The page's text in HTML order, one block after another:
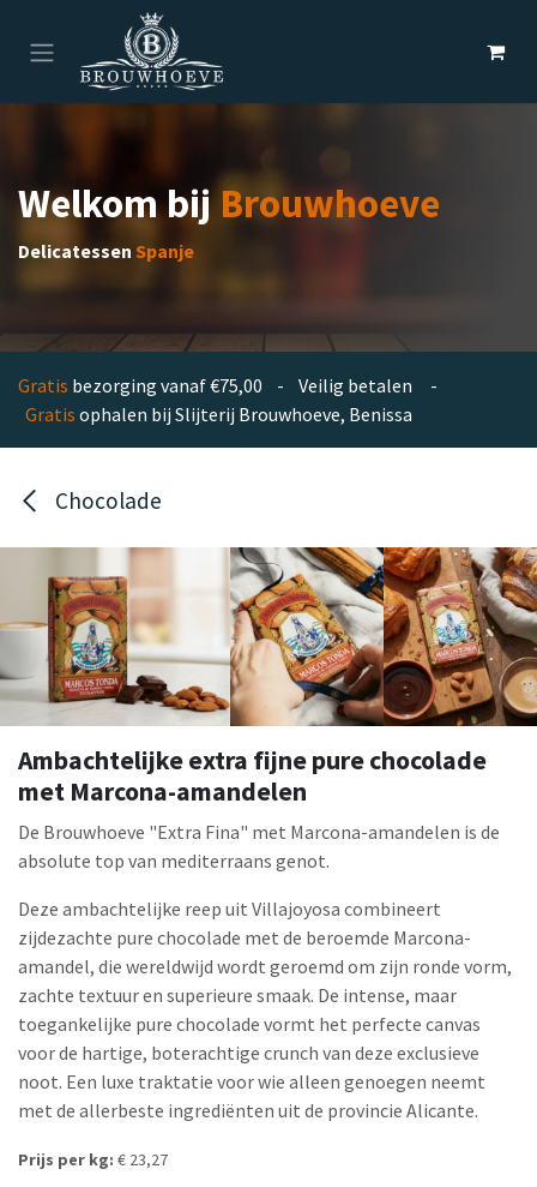
Overslaan naar inhoud
Welkom bijBrouwhoeve
Delicatessen Spanje
Gratis bezorging vanaf €75,00 - Veilig betalen -
Gratis ophalen bij Slijterij Brouwhoeve, Benissa
Chocolade
Ambachtelijke extra fijne pure chocolade
met Marcona-amandelen
De Brouwhoeve "Extra Fina" met Marcona-amandelen is de
absolute top van mediterraans genot.
Deze ambachtelijke reep uit Villajoyosa combineert
zijdezachte pure chocolade met de beroemde Marcona-
amandel, die wereldwijd wordt geroemd om zijn ronde vorm,
zachte textuur en superieure smaak. De intense, maar
toegankelijke pure chocolade vormt het perfecte canvas
voor de hartige, boterachtige crunch van deze exclusieve
noot. Een luxe traktatie voor wie alleen genoegen neemt
met de allerbeste ingrediënten uit de provincie Alicante.
Prijs per kg: € 23,27